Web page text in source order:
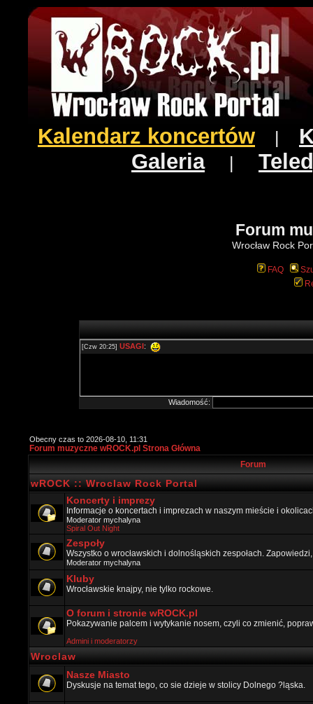
Kalendarz koncertów
Galeria|
Forum
Wrocław Rock
FAQ
Wiadomość:
Obecny czas to 2026-08-10, 11:31
Forum muzyczne wROCK.pl Strona Główna
Forum
wROCK :: Wroclaw Rock Portal
Koncerty i imprezy
Informacje o koncertach i imprezach w naszym mieście i
Moderator mychalyna
Spiral Out Night
Zespoły
Wszystko o wrocławskich i dolnośląskich zespołach.
Moderator mychalyna
Kluby
Wrocławskie knajpy, nie tylko rockowe.
O forum i stronie wROCK.pl
Pokazywanie palcem i wytykanie nosem, czyli co zmienić,
Admini i moderatorzy
Wroclaw
Nasze Miasto
Dyskusje na temat tego, co sie dzieje w stolicy Dolnego ?ląska.